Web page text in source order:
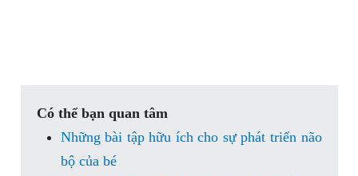
Có thể bạn quan tâm
Những bài tập hữu ích cho sự phát triển não
bộ của bé